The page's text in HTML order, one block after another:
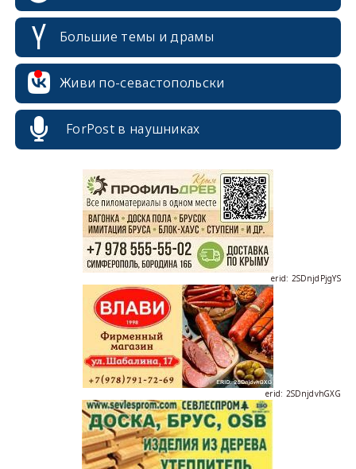
Большие темы и драмы
Живи по-севастопольски
ForPost в наушниках
erid: 2SDnjcrDNw6
erid: 2SDnjdPjgYS
erid: 2SDnjdvhGXG